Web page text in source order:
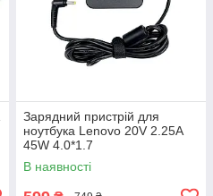
Зарядний пристрій для
ноутбука Lenovo 20V 2.25A
45W 4.0*1.7
В наявності